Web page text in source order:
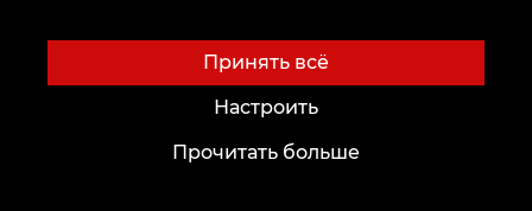
татуировку анх
Татуировка с анхом — это больше,
Принять всё
Настроить
Прочитать больше